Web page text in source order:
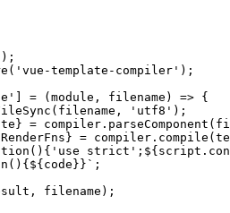
template-compiler');
= (module, filename) => {
'utf8');
=
=
filename);